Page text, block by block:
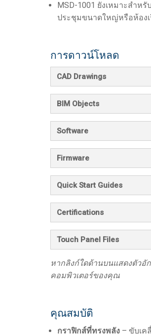
MSD-1001 ยังเหมาะสำห
ประชุมขนาดใหญ่หรือห้อง
การดาวน์โหลด
CAD Drawings
BIM Objects
Software
Firmware
Quick Start Guides
Certifications
Touch Panel Files
หากลิงก์ใดด้านบนแสดงตัวอั
คอมพิวเตอร์ของคุณ
คุณสมบัติ
กราฟิกส์ที่ทรงพลัง – ขับเค